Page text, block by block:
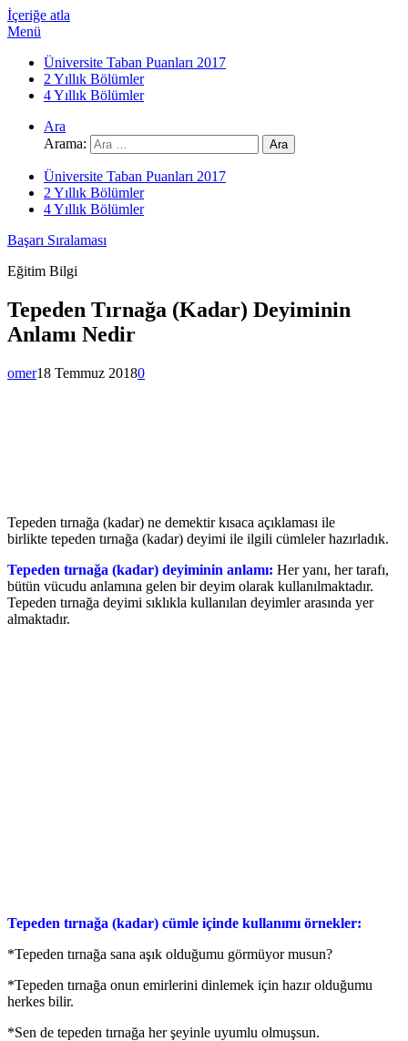
İçeriğe atla
Menü
Üniversite Taban Puanları 2017
2 Yıllık Bölümler
4 Yıllık Bölümler
Ara
Arama:
Üniversite Taban Puanları 2017
2 Yıllık Bölümler
4 Yıllık Bölümler
Başarı Sıralaması
Eğitim Bilgi
Tepeden Tırnağa (Kadar) Deyiminin
Anlamı Nedir
omer18 Temmuz 20180
Tepeden tırnağa (kadar) ne demektir kısaca açıklaması ile
birlikte tepeden tırnağa (kadar) deyimi ile ilgili cümleler hazırladık.
Tepeden tırnağa (kadar) deyiminin anlamı: Her yanı, her tarafı,
bütün vücudu anlamına gelen bir deyim olarak kullanılmaktadır.
Tepeden tırnağa deyimi sıklıkla kullanılan deyimler arasında yer
almaktadır.
Tepeden tırnağa (kadar) cümle içinde kullanımı örnekler:
*Tepeden tırnağa sana aşık olduğumu görmüyor musun?
*Tepeden tırnağa onun emirlerini dinlemek için hazır olduğumu
herkes bilir.
*Sen de tepeden tırnağa her şeyinle uyumlu olmuşsun.